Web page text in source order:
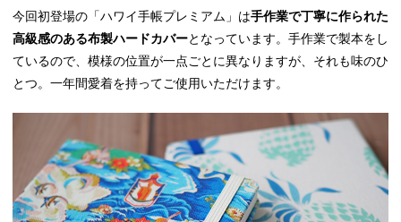
今回初登場の「ハワイ手帳プレミアム」は手作業で丁寧に作られた
高級感のある布製ハードカバーとなっています。手作業で製本をし
ているので、模様の位置が一点ごとに異なりますが、それも味のひ
とつ。一年間愛着を持ってご使用いただけます。